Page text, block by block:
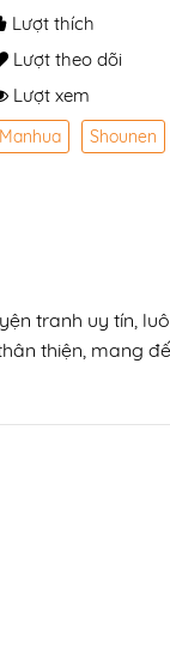
Lượt thích
Lượt theo dõi
Lượt xem
Manhua Shounen
tranh uy tín,
thiện, mang